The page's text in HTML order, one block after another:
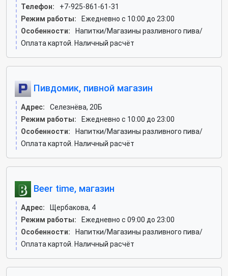
Телефон:
+7-925-861-61-31
Режим работы:
Ежедневно с 10:00 до 23:00
Особенности:
Напитки/Магазины разливного пива/
Оплата картой. Наличный расчёт
Пивдомик, пивной магазин
Адрес:
Селезнёва, 20Б
Режим работы:
Ежедневно с 10:00 до 23:00
Особенности:
Напитки/Магазины разливного пива/
Оплата картой. Наличный расчёт
Beer time, магазин
Адрес:
Щербакова, 4
Режим работы:
Ежедневно с 09:00 до 23:00
Особенности:
Напитки/Магазины разливного пива/
Оплата картой. Наличный расчёт